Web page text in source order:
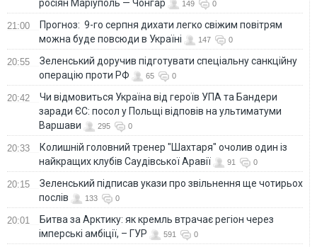
росіян Маріуполь — Чонгар 149 0
21:00
Прогноз: 9-го серпня дихати легко свіжим повітрям
можна буде повсюди в Україні
147 0
20:55
Зеленський доручив підготувати спеціальну санкційну
операцію проти РФ
65 0
20:42
Чи відмовиться Україна від героїв УПА та Бандери
заради ЄС: посол у Польщі відповів на ультиматуми
Варшави
295 0
20:33
Колишній головний тренер "Шахтаря" очолив один із
найкращих клубів Саудівської Аравії
91 0
20:15
Зеленський підписав укази про звільнення ще чотирьох
послів
133 0
20:01
Битва за Арктику: як кремль втрачає регіон через
імперські амбіції, – ГУР
591 0